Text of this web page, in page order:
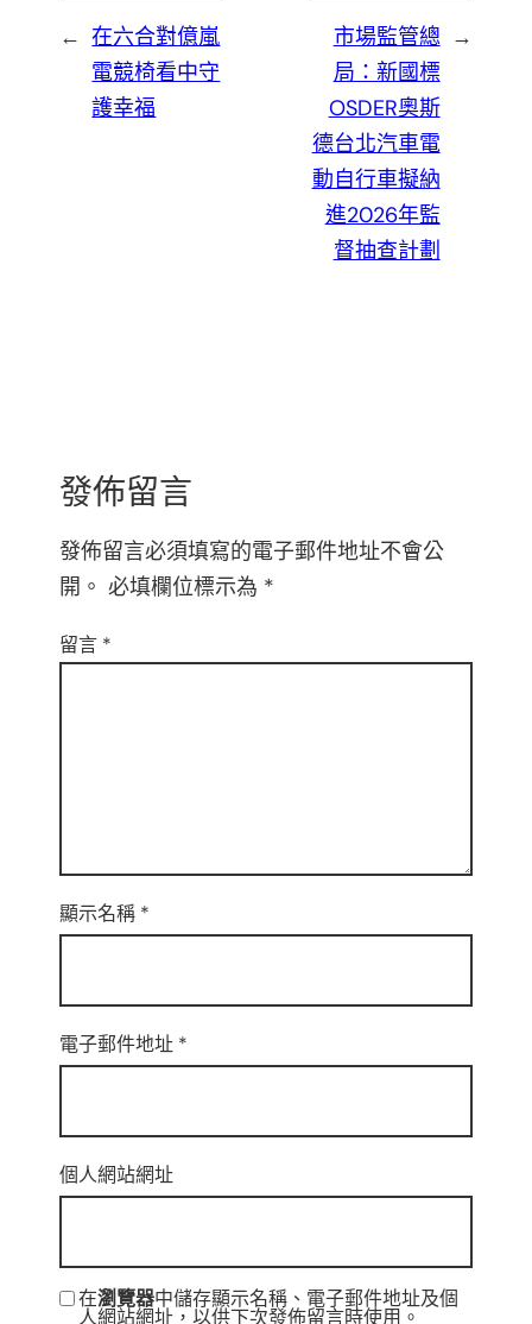
← 在六合對億嵐
電競椅看中守
護幸福
→
市場監管總
局：新國標
OSDER奧斯
德台北汽車電
動自行車擬納
進2026年監
督抽查計劃
發佈留言
發佈留言必須填寫的電子郵件地址不會公
開。 必填欄位標示為 *
留言 *
顯示名稱 *
電子郵件地址 *
個人網站網址
在瀏覽器中儲存顯示名稱、電子郵件地址及個
人網站網址，以供下次發佈留言時使用。